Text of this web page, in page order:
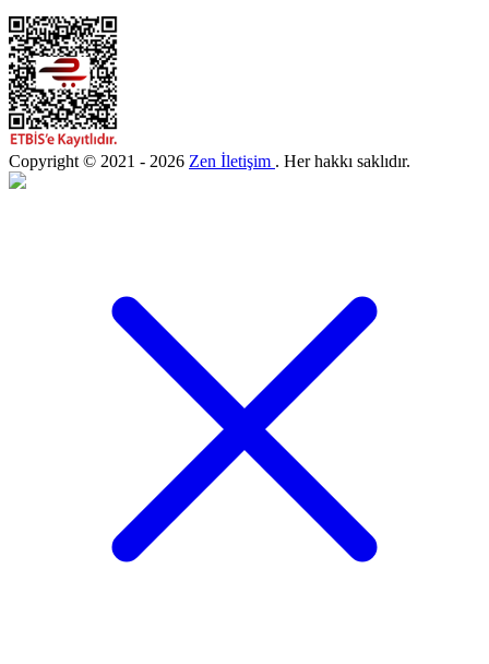
Copyright © 2021 - 2026 Zen İletişim . Her hakkı saklıdır.